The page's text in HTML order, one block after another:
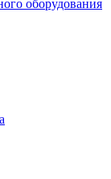
оборудования